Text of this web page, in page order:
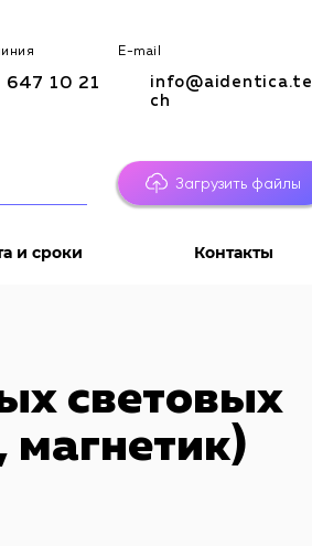
10 21
E-mail
info@aidentica.te
ch
Загрузить файлы
и сроки Контакты
световых
магнетик)